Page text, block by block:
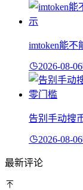
imtoken能
2026-08-06
告别手动搜
2026-08-06
最新评论